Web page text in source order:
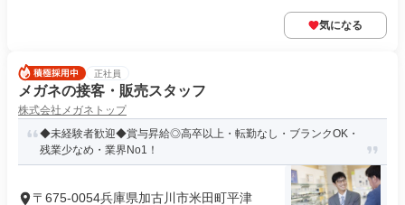
気になる
正社員
メガネの接客・販売スタッフ
株式会社メガネトップ
◆未経験者歓迎◆賞与昇給◎高卒以上・転勤なし・ブランクOK・
残業少なめ・業界No1！
〒675-0054兵庫県加古川市米田町平津